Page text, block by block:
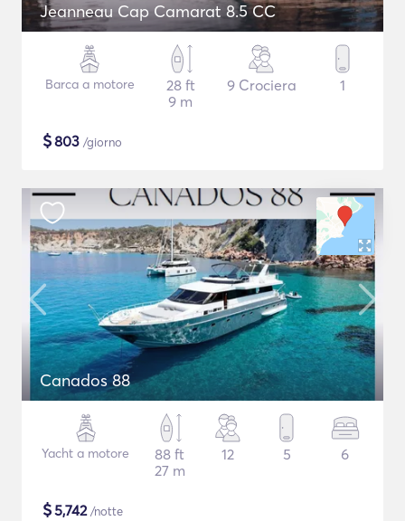
Jeanneau Cap Camarat 8.5 CC
Barca a motore
28 ft
9 m
9 Crociera 1
$803 /giorno
Canados 88
Yacht a motore
88 ft
27 m
12 5 6
$5,742/notte